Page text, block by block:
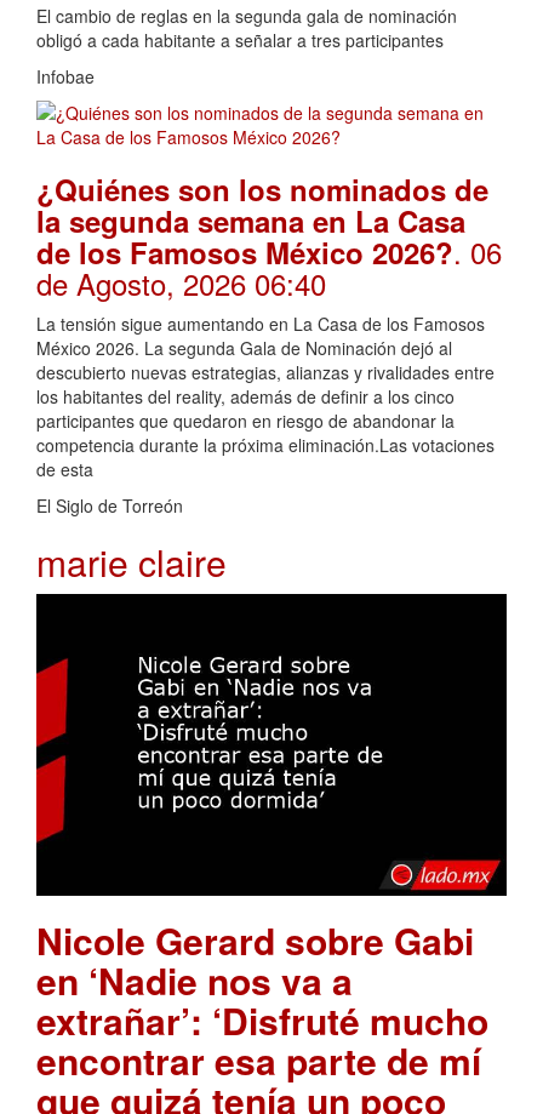
El cambio de reglas en la segunda gala de nominación
obligó a cada habitante a señalar a tres participantes
Infobae
¿Quiénes son los nominados de
la segunda semana en La Casa
de los Famosos México 2026?. 06
de Agosto, 2026 06:40
La tensión sigue aumentando en La Casa de los Famosos
México 2026. La segunda Gala de Nominación dejó al
descubierto nuevas estrategias, alianzas y rivalidades entre
los habitantes del reality, además de definir a los cinco
participantes que quedaron en riesgo de abandonar la
competencia durante la próxima eliminación.Las votaciones
de esta
El Siglo de Torreón
marie claire
Nicole Gerard sobre Gabi
en ‘Nadie nos va a
extrañar’: ‘Disfruté mucho
encontrar esa parte de mí
que quizá tenía un poco